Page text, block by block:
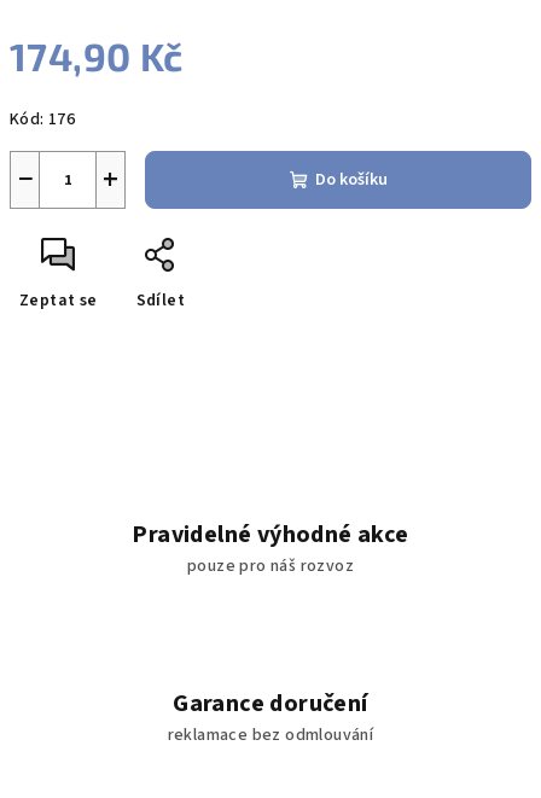
174,90 Kč
cena:
Kód: 176
+
− Do košíku
Zeptat se Sdílet
Pravidelné výhodné akce
pouze pro náš rozvoz
Garance doručení
reklamace bez odmlouvání